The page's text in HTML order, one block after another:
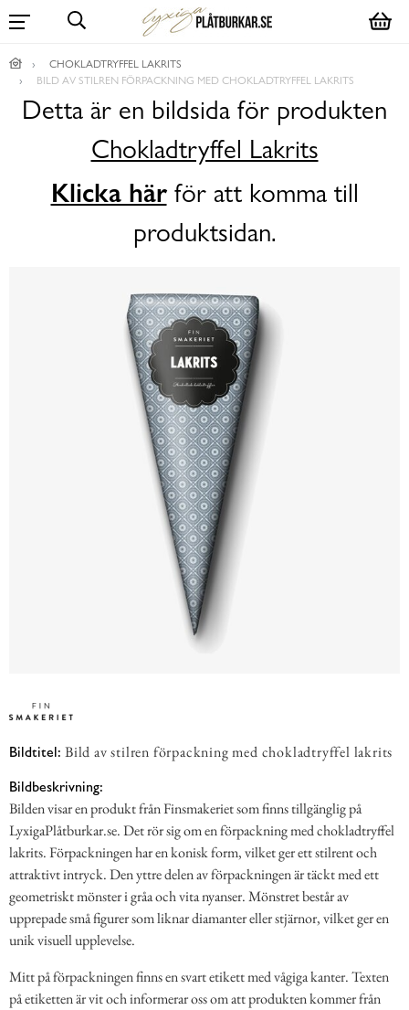
CHOKLADTRYFFEL LAKRITS
BILD AV STILREN FÖRPACKNING MED CHOKLADTRYFFEL LAKRITS
Detta är en bildsida för produkten
Chokladtryffel Lakrits
Klicka härför att komma till
produktsidan.
Bildtitel: Bild av stilren förpackning med chokladtryffel lakrits
Bildbeskrivning:
Bilden visar en produkt från Finsmakeriet som finns tillgänglig på
LyxigaPlåtburkar.se. Det rör sig om en förpackning med chokladtryffel
lakrits. Förpackningen har en konisk form, vilket ger ett stilrent och
attraktivt intryck. Den yttre delen av förpackningen är täckt med ett
geometriskt mönster i gråa och vita nyanser. Mönstret består av
upprepade små figurer som liknar diamanter eller stjärnor, vilket ger en
unik visuell upplevelse.
Mitt på förpackningen finns en svart etikett med vågiga kanter. Texten
på etiketten är vit och informerar oss om att produkten kommer från